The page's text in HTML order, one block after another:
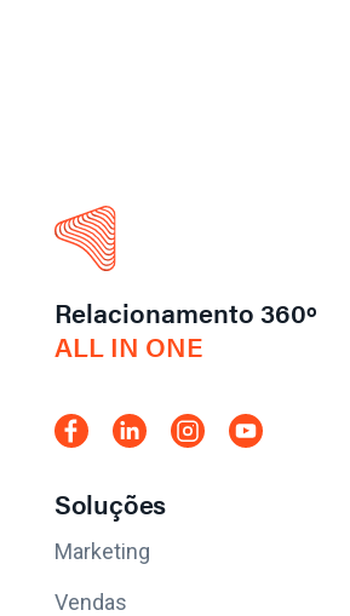
Relacionamento 360º
ALL IN ONE
Soluções
Marketing
Vendas